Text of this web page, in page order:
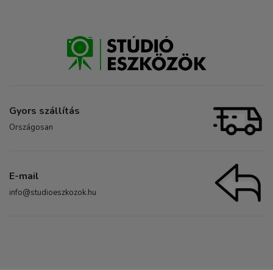
Gyors szállítás
Országosan
E-mail
info@studioeszkozok.hu